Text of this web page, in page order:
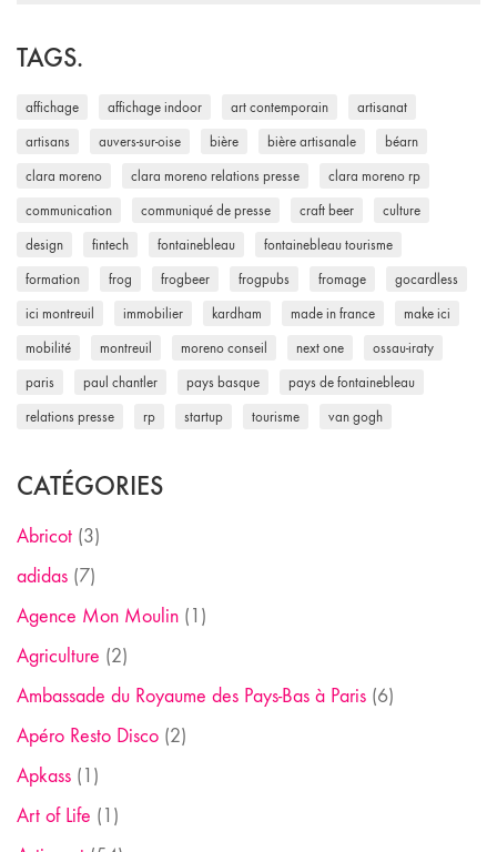
TAGS.
affichage affichage indoor art contemporain artisanat
artisans auvers-sur-oise bière bière artisanale béarn
clara moreno clara moreno relations presse clara moreno rp
communication communiqué de presse craft beer culture
design fintech fontainebleau fontainebleau tourisme
formation frog frogbeer frogpubs fromage gocardless
ici montreuil immobilier kardham made in france make ici
mobilité montreuil moreno conseil next one ossau-iraty
paris paul chantler pays basque pays de fontainebleau
relations presse rp startup tourisme van gogh
CATÉGORIES
Abricot (3)
adidas (7)
Agence Mon Moulin (1)
Agriculture (2)
Ambassade du Royaume des Pays-Bas à Paris (6)
Apéro Resto Disco (2)
Apkass (1)
Art of Life (1)